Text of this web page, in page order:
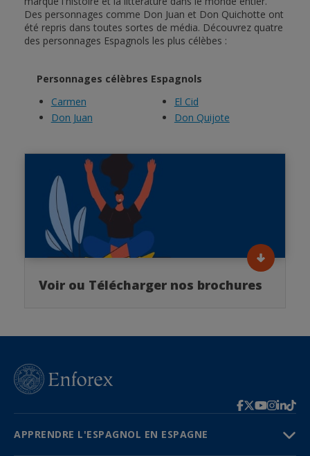
Des personnages comme Don Juan et Don Quichotte ont
été repris dans toutes sortes de média. Découvrez quatre
des personnages Espagnols les plus célèbes :
Personnages célèbres Espagnols
Carmen
Don Juan
El Cid
Don Quijote
Voir ou Télécharger nos brochures
APPRENDRE L'ESPAGNOL EN ESPAGNE